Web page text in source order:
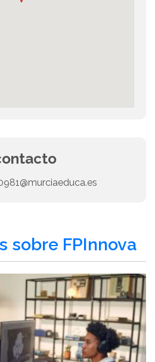
sobre FPInnova